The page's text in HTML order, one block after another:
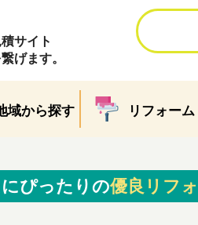
サイト
げます。
域から探す リフォーム
ぴったりの優良リフ